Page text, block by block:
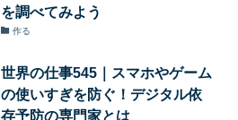
を調べてみよう
作る
世界の仕事545｜スマホやゲーム
の使いすぎを防ぐ！デジタル依
存予防の専門家とは